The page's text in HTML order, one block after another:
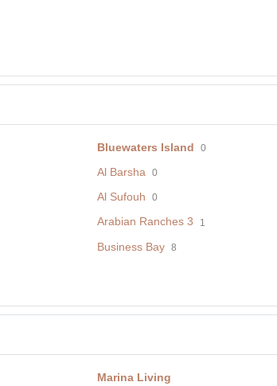
Bluewaters Island 0
Al Barsha 0
Al Sufouh 0
Arabian Ranches 3 1
Business Bay 8
Marina Living